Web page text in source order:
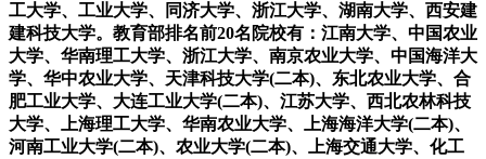
工大学、工业大学、同济大学、浙江大学、湖南大学、西安建
建科技大学。教育部排名前20名院校有：江南大学、中国农业
大学、华南理工大学、浙江大学、南京农业大学、中国海洋大
学、华中农业大学、天津科技大学(二本)、东北农业大学、合
肥工业大学、大连工业大学(二本)、江苏大学、西北农林科技
大学、上海理工大学、华南农业大学、上海海洋大学(二本)、
河南工业大学(二本)、农业大学(二本)、上海交通大学、化工